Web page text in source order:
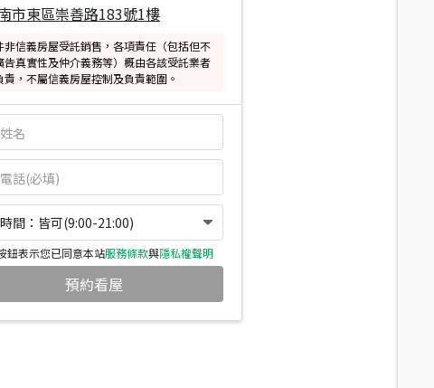
市東區崇善路183號1樓
非信義房屋受託銷售，各項責任（包括但不
告真實性及仲介義務等）概由各該受託業者
責，不屬信義房屋控制及負責範圍。
間：皆可(9:00-21:00)
鈕表示您已同意本站服務條款與隱私權聲明
預約看屋